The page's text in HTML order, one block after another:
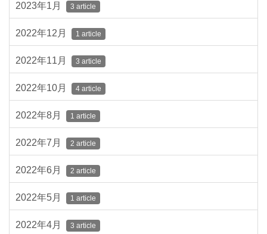
2023年1月 3 article
2022年12月 1 article
2022年11月 3 article
2022年10月 4 article
2022年8月 1 article
2022年7月 2 article
2022年6月 2 article
2022年5月 1 article
2022年4月 3 article